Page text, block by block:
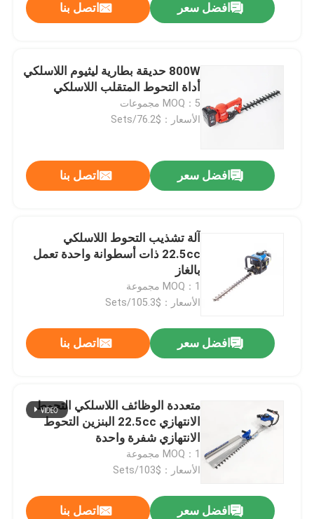
افضل سعر اتصل بنا
800W حديقة بطارية ليثيوم اللاسلكي
أداة التحوط المتقلب اللاسلكي
MOQ：5 مجموعات
الأسعار：$76.2/Sets
افضل سعر اتصل بنا
آلة تشذيب التحوط اللاسلكي
22.5cc ذات أسطوانة واحدة تعمل
بالغاز
MOQ：1 مجموعة
الأسعار：$105.3/Sets
افضل سعر اتصل بنا
متعددة الوظائف اللاسلكي التحوط
الانتهازي 22.5cc البنزين التحوط
الانتهازي شفرة واحدة
MOQ：1 مجموعة
الأسعار：$103/Sets
افضل سعر اتصل بنا